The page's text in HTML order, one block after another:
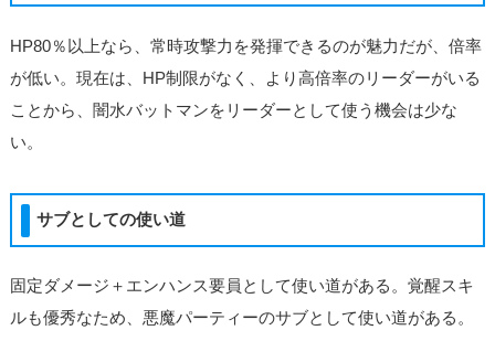
HP80％以上なら、常時攻撃力を発揮できるのが魅力だが、倍率
が低い。現在は、HP制限がなく、より高倍率のリーダーがいる
ことから、闇水バットマンをリーダーとして使う機会は少な
い。
サブとしての使い道
固定ダメージ＋エンハンス要員として使い道がある。覚醒スキ
ルも優秀なため、悪魔パーティーのサブとして使い道がある。